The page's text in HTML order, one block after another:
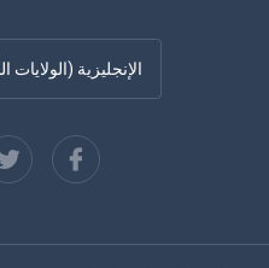
الإنجليزية (الولايات
الاسبانية